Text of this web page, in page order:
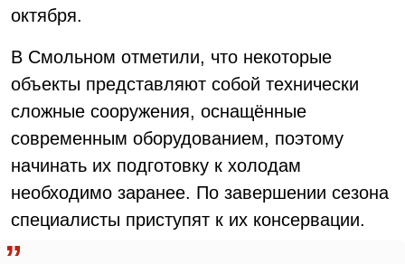
октября.
В Смольном отметили, что некоторые
объекты представляют собой технически
сложные сооружения, оснащённые
современным оборудованием, поэтому
начинать их подготовку к холодам
необходимо заранее. По завершении сезона
специалисты приступят к их консервации.